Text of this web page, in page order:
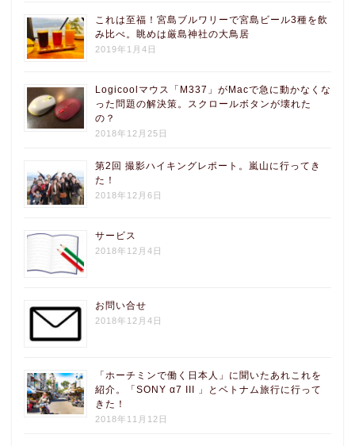
これは至福！宮島ブルワリーで宮島ビール3種を飲
み比べ。眺めは厳島神社の大鳥居
2019年1月4日
Logicoolマウス「M337」がMacで急に動かなくな
った問題の解決策。スクロールボタンが壊れた
の？
2018年12月25日
第2回 撮影ハイキングレポート。嵐山に行ってき
た！
2018年12月6日
サービス
2018年12月4日
お問い合せ
2018年12月4日
「ホーチミンで働く日本人」に聞いたあれこれを
紹介。「SONY α7 III 」とベトナム旅行に行って
きた！
2018年11月12日